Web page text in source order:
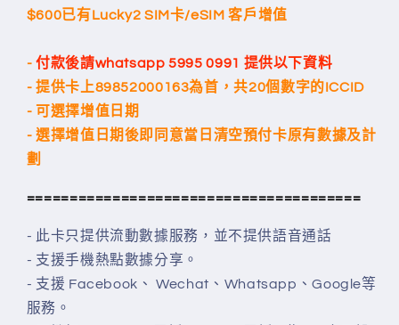
$600已有Lucky2 SIM卡/eSIM 客戶增值
-付款後請whatsapp 5995 0991 提供以下資料
- 提供卡上89852000163為首，共20個數字的ICCID
- 可選擇增值日期
-選擇增值日期後即同意當日清空預付卡原有數據及計
劃
=======================================
- 此卡只提供流動數據服務，並不提供語音通話
- 支援手機熱點數據分享。
- 支援 Facebook、 Wechat、Whatsapp、Google等
服務。